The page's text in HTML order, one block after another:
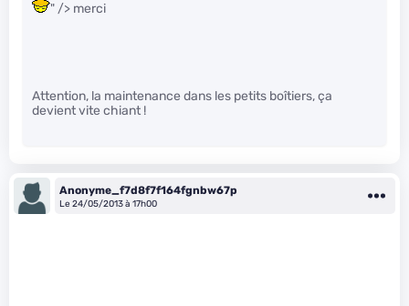
" /> merci
Attention, la maintenance dans les petits boîtiers, ça
devient vite chiant !
Anonyme_f7d8f7f164fgnbw67p
Le 24/05/2013 à 17h00